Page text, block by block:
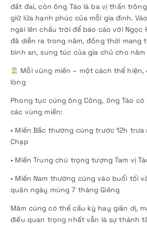
đất đai, còn ông Táo là ba vị thần
giữ lửa hạnh phúc của mỗi gia đình.
ngài lên chầu trời để báo cáo với Ngọc
đã diễn ra trong năm, đồng thời mang
bình an, sung túc của gia chủ cho năm
Mỗi vùng miền – một cách thể
lòng
Phong tục cúng ông Công, ông Táo
các vùng miền:
• Miền Bắc thường cúng trước 12h
Chạp
• Miền Trung chú trọng tượng Tam vị
• Miền Nam thường cúng vào buổi tối
quân ngày mùng 7 tháng Giêng
Mâm cúng có thể cầu kỳ hay giản dị,
điều quan trọng nhất vẫn là sự thành